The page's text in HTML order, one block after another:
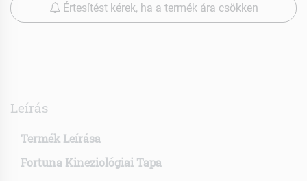
Értesítést kérek, ha a termék ára csökken
Leírás
Termék Leírása
Fortuna Kineziológiai Tapa